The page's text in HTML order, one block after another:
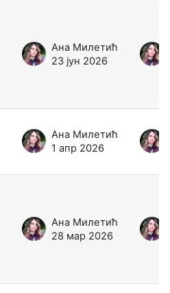
Ана Милетић
23 јун 2026
Ана Милетић
1 апр 2026
Ана Милетић
28 мар 2026